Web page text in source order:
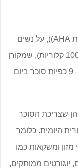
AHA)),
על נשים
קלוריות), שמקורן
כפיות סוכר ביום
הן שצריכת הסוכר
היומית. כלומר
ומשקאות כמו
, יוגורטים ממותקים,